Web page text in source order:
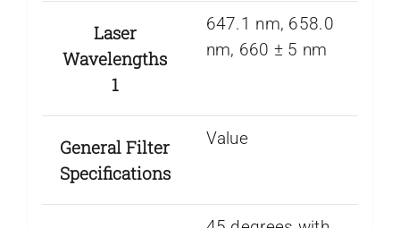
Laser
Wavelengths
1
647.1 nm, 658.0
nm, 660 ± 5 nm
General Filter
Specifications
Value